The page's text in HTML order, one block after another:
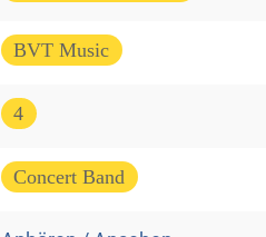
BVT Music
4
Concert Band